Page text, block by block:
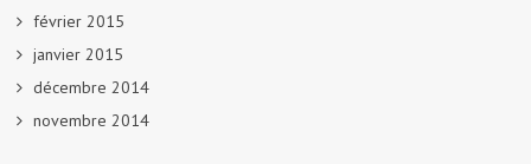
février 2015
janvier 2015
décembre 2014
novembre 2014